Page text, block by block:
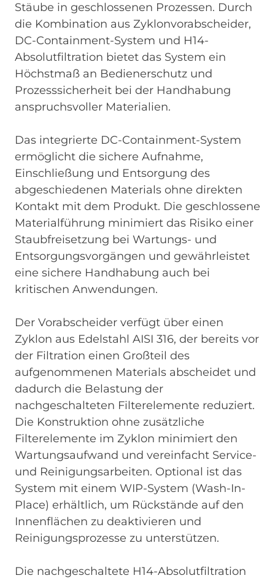
Stäube in geschlossenen Prozessen. Durch
die Kombination aus Zyklonvorabscheider,
DC-Containment-System und H14-
Absolutfiltration bietet das System ein
Höchstmaß an Bedienerschutz und
Prozesssicherheit bei der Handhabung
anspruchsvoller Materialien.
Das integrierte DC-Containment-System
ermöglicht die sichere Aufnahme,
Einschließung und Entsorgung des
abgeschiedenen Materials ohne direkten
Kontakt mit dem Produkt. Die geschlossene
Materialführung minimiert das Risiko einer
Staubfreisetzung bei Wartungs- und
Entsorgungsvorgängen und gewährleistet
eine sichere Handhabung auch bei
kritischen Anwendungen.
Der Vorabscheider verfügt über einen
Zyklon aus Edelstahl AISI 316, der bereits vor
der Filtration einen Großteil des
aufgenommenen Materials abscheidet und
dadurch die Belastung der
nachgeschalteten Filterelemente reduziert.
Die Konstruktion ohne zusätzliche
Filterelemente im Zyklon minimiert den
Wartungsaufwand und vereinfacht Service-
und Reinigungsarbeiten. Optional ist das
System mit einem WIP-System (Wash-In-
Place) erhältlich, um Rückstände auf den
Innenflächen zu deaktivieren und
Reinigungsprozesse zu unterstützen.
Die nachgeschaltete H14-Absolutfiltration